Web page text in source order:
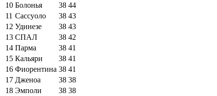
10 Болонья 38 44
11 Сассуоло 38 43
12 Удинезе 38 43
13 СПАЛ 38 42
14 Парма 38 41
15 Кальяри 38 41
16 Фиорентина 38 41
17 Дженоа 38 38
18 Эмполи 38 38